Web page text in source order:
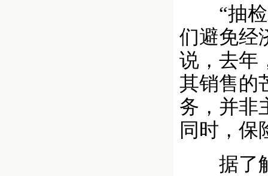
“抽检
们避免经
说，去年
其销售的
务，并非
同时，保
据了解